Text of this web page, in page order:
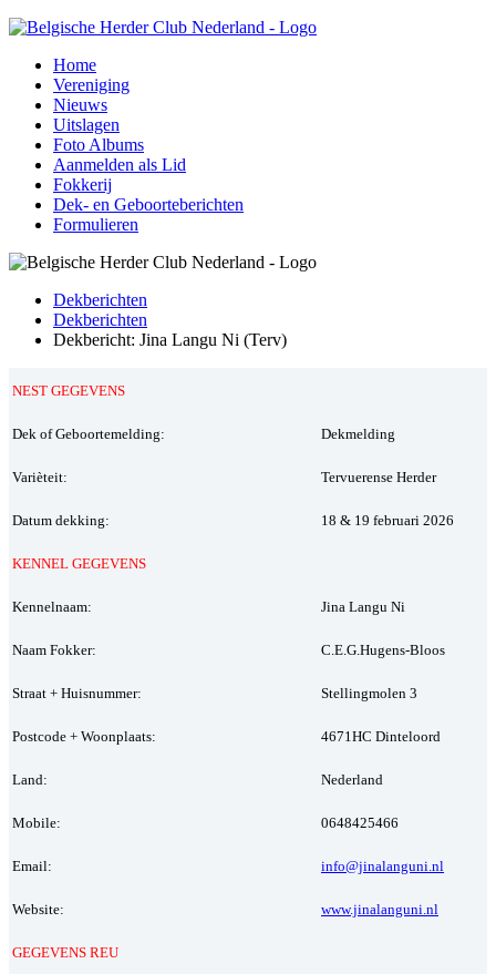
Home
Vereniging
Nieuws
Uitslagen
Foto Albums
Aanmelden als Lid
Fokkerij
Dek- en Geboorteberichten
Formulieren
Dekberichten
Dekberichten
Dekbericht: Jina Langu Ni (Terv)
NEST GEGEVENS
Dek of Geboortemelding: Dekmelding
Varièteit: Tervuerense Herder
Datum dekking: 18 & 19 februari 2026
KENNEL GEGEVENS
Kennelnaam: Jina Langu Ni
Naam Fokker: C.E.G.Hugens-Bloos
Straat + Huisnummer: Stellingmolen 3
Postcode + Woonplaats: 4671HC Dinteloord
Land: Nederland
Mobile: 0648425466
Email: info@jinalanguni.nl
Website: www.jinalanguni.nl
GEGEVENS REU